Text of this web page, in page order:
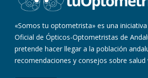
«Somos tu optometrista» es una
Oficial de Ópticos-Optometristas de
pretende hacer llegar a la población
recomendaciones y consejos sobre salud